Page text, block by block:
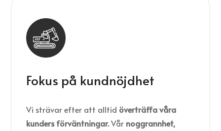
Fokus på kundnöjdhet
Vi strävar efter att alltid överträffa våra
kunders förväntningar.Vår noggrannhet,